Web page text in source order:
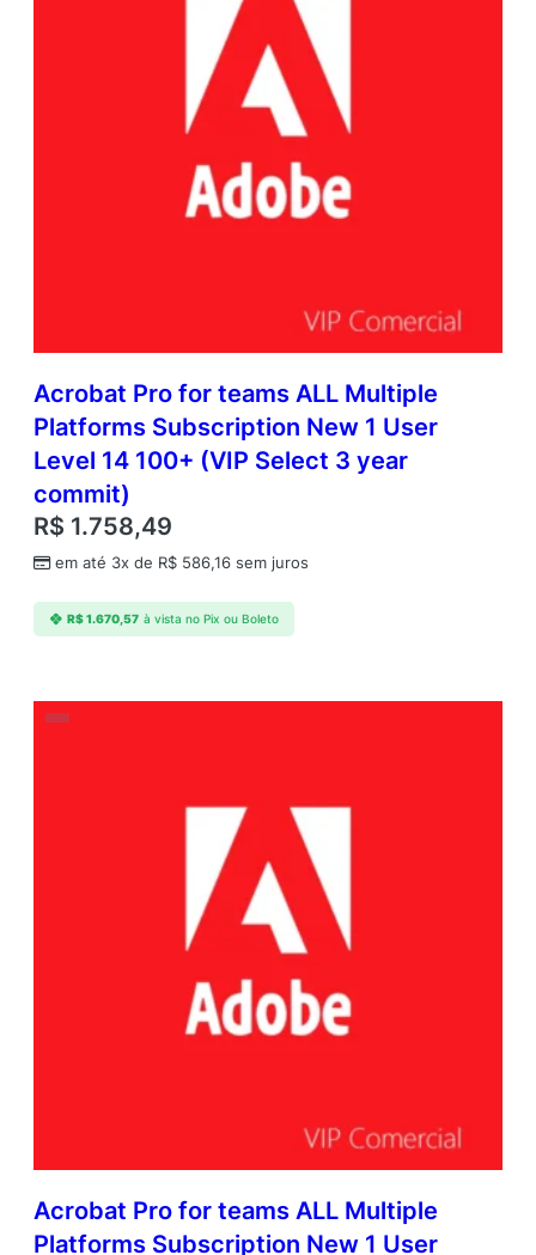
Acrobat Pro for teams ALL Multiple
Platforms Subscription New 1 User
Level 14 100+ (VIP Select 3 year
commit)
R$ 1.758,49
em até 3x de R$ 586,16 sem juros
R$1.670,57 à vista no Pix ou Boleto
Acrobat Pro for teams ALL Multiple
Platforms Subscription New 1 User